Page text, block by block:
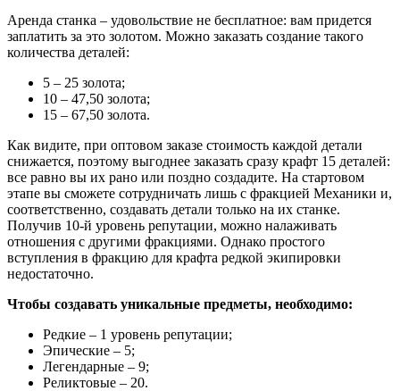
Аренда станка – удовольствие не бесплатное: вам придется
заплатить за это золотом. Можно заказать создание такого
количества деталей:
5 – 25 золота;
10 – 47,50 золота;
15 – 67,50 золота.
Как видите, при оптовом заказе стоимость каждой детали
снижается, поэтому выгоднее заказать сразу крафт 15 деталей:
все равно вы их рано или поздно создадите. На стартовом
этапе вы сможете сотрудничать лишь с фракцией Механики и,
соответственно, создавать детали только на их станке.
Получив 10-й уровень репутации, можно налаживать
отношения с другими фракциями. Однако простого
вступления в фракцию для крафта редкой экипировки
недостаточно.
Чтобы создавать уникальные предметы, необходимо:
Редкие – 1 уровень репутации;
Эпические – 5;
Легендарные – 9;
Реликтовые – 20.